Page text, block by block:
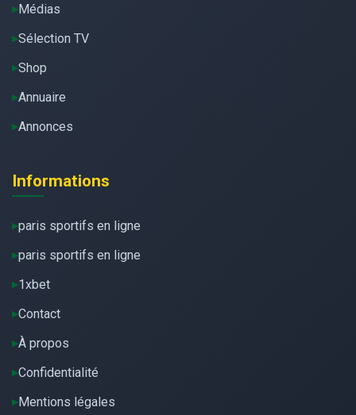
Médias
Sélection TV
Shop
Annuaire
Annonces
Informations
paris sportifs en ligne
paris sportifs en ligne
1xbet
Contact
À propos
Confidentialité
Mentions légales